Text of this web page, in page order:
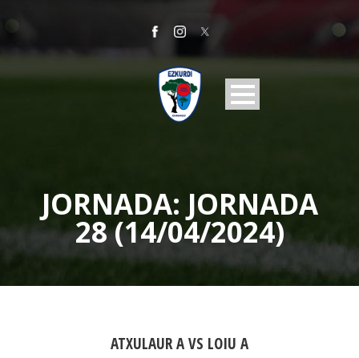
JORNADA: JORNADA
28 (14/04/2024)
ATXULAUR A VS LOIU A